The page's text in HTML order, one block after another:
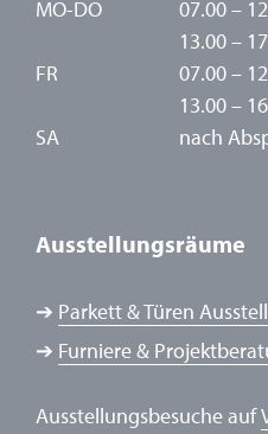
MO-DO
07.00 –
13.00 –
FR
07.00 –
13.00 –
SA
nach
Ausstellungsräume
➔ Parkett & Türen
➔ Furniere &
Ausstellungsbesuche auf